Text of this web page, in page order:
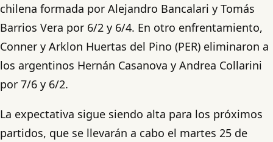
chilena formada por Alejandro Bancalari y Tomás
Barrios Vera por 6/2 y 6/4. En otro enfrentamiento,
Conner y Arklon Huertas del Pino (PER) eliminaron a
los argentinos Hernán Casanova y Andrea Collarini
por 7/6 y 6/2.
La expectativa sigue siendo alta para los próximos
partidos, que se llevarán a cabo el martes 25 de